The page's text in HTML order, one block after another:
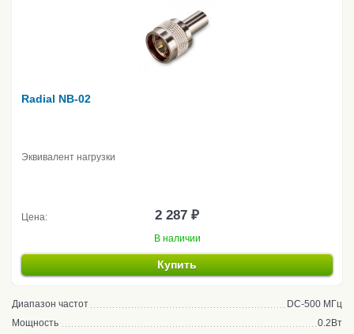
Radial NB-02
Эквивалент нагрузки
Цена: 2 287 ₽
В наличии
Купить
Диапазон частот
DC-500 МГц
Мощность
0.2Вт